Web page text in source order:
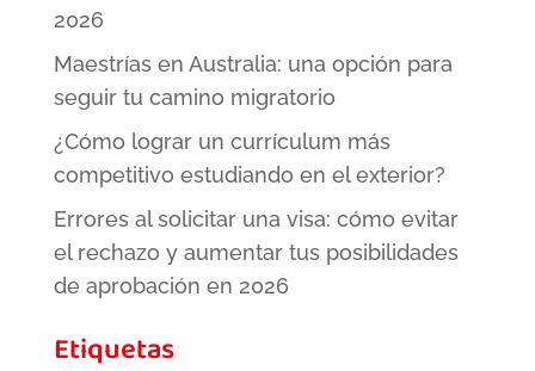
2026
Maestrías en Australia: una opción para
seguir tu camino migratorio
¿Cómo lograr un currículum más
competitivo estudiando en el exterior?
Errores al solicitar una visa: cómo evitar
el rechazo y aumentar tus posibilidades
de aprobación en 2026
Etiquetas